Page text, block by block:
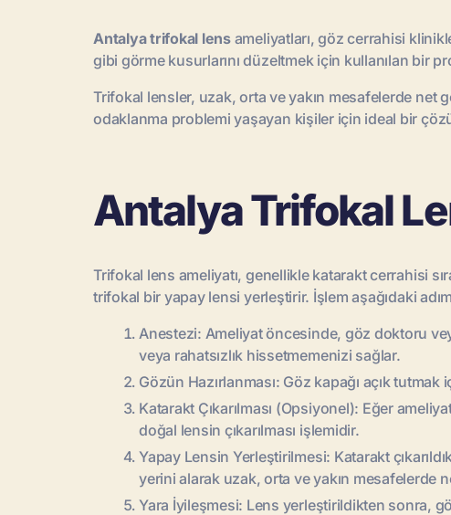
Antalya trifokal lensameliyatları, göz cerrahisi
gibi görme kusurlarını düzeltmek için kullanılan bir
Trifokal lensler, uzak, orta ve yakın mesafelerde net
odaklanma problemi yaşayan kişiler için ideal bir
Antalya Trifokal
Trifokal lens ameliyatı, genellikle katarakt cerrahisi
trifokal bir yapay lensi yerleştirir. İşlem aşağıdaki
Anestezi: Ameliyat öncesinde, göz doktoru
veya rahatsızlık hissetmemenizi sağlar.
Gözün Hazırlanması: Göz kapağı açık
Katarakt Çıkarılması (Opsiyonel): Eğer
doğal lensin çıkarılması işlemidir.
Yapay Lensin Yerleştirilmesi: Katarakt
yerini alarak uzak, orta ve yakın mesafelerde
Yara İyileşmesi: Lens yerleştirildikten sonra,